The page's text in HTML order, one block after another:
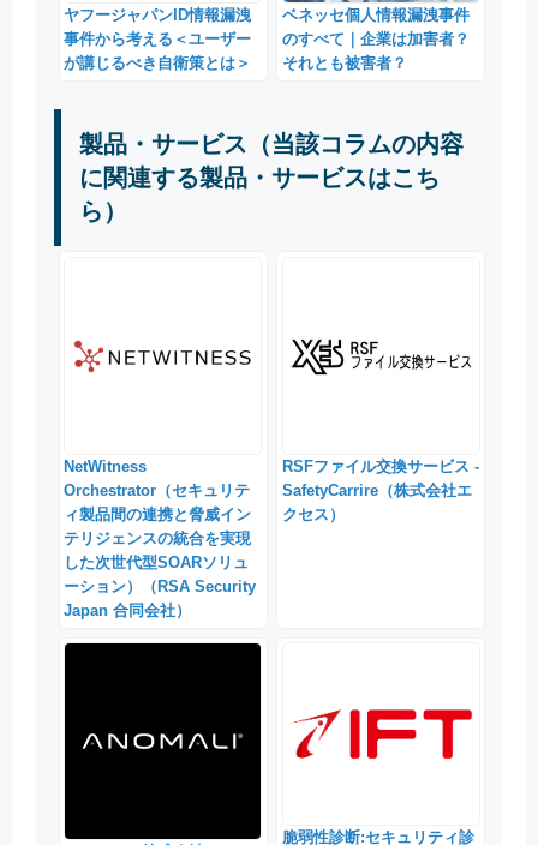
ヤフージャパンID情報漏洩
事件から考える＜ユーザー
が講じるべき自衛策とは＞
ベネッセ個人情報漏洩事件
のすべて｜企業は加害者？
それとも被害者？
製品・サービス（当該コラムの内容
に関連する製品・サービスはこち
ら）
NetWitness
Orchestrator（セキュリテ
ィ製品間の連携と脅威イン
テリジェンスの統合を実現
した次世代型SOARソリュ
ーション）（RSA Security
Japan 合同会社）
RSFファイル交換サービス -
SafetyCarrire（株式会社エ
クセス）
脆弱性診断:セキュリティ診